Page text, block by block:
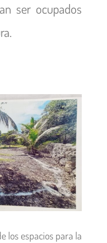
ser ocupados
los espacios para la